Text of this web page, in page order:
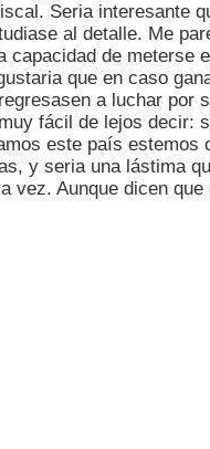
Seria interesante
al detalle. Me
capacidad de meterse
que en caso
a luchar por
fácil de lejos decir:
este país estemos
y seria una lástima
vez. Aunque dicen